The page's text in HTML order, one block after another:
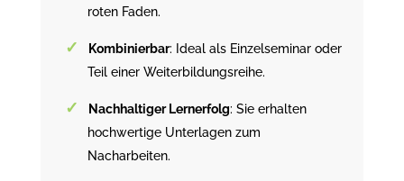
roten Faden.
Kombinierbar: Ideal als Einzelseminar oder
Teil einer Weiterbildungsreihe.
Nachhaltiger Lernerfolg: Sie erhalten
hochwertige Unterlagen zum
Nacharbeiten.